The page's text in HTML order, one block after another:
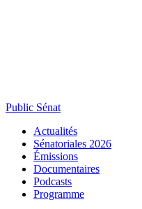
Public Sénat
Actualités
Sénatoriales 2026
Émissions
Documentaires
Podcasts
Programme